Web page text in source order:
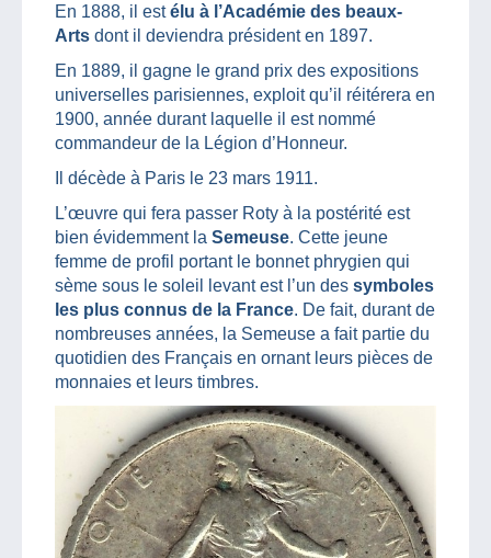
En 1888, il estélu à l’Académie des beaux-
Arts dont il deviendra président en 1897.
En 1889, il gagne le grand prix des expositions
universelles parisiennes, exploit qu’il réitérera en
1900, année durant laquelle il est nommé
commandeur de la Légion d’Honneur.
Il décède à Paris le 23 mars 1911.
L’œuvre qui fera passer Roty à la postérité est
bien évidemment la Semeuse. Cette jeune
femme de profil portant le bonnet phrygien qui
sème sous le soleil levant est l’un des symboles
les plus connus de la France. De fait, durant de
nombreuses années, la Semeuse a fait partie du
quotidien des Français en ornant leurs pièces de
monnaies et leurs timbres.